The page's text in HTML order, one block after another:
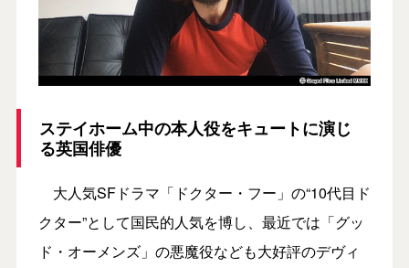
ステイホーム中の本人役をキュートに演じ
る英国俳優
大人気SFドラマ「ドクター・フー」の“10代目ド
クター”として国民的人気を博し、最近では「グッ
ド・オーメンズ」の悪魔役なども大好評のデヴィ